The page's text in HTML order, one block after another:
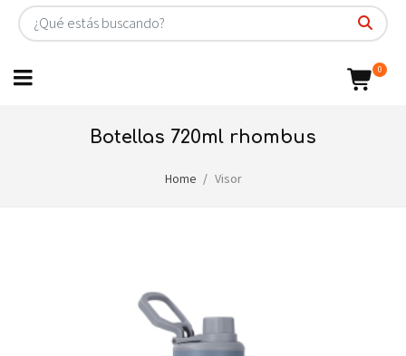
0
botellas 720ml rhombus
Home Visor